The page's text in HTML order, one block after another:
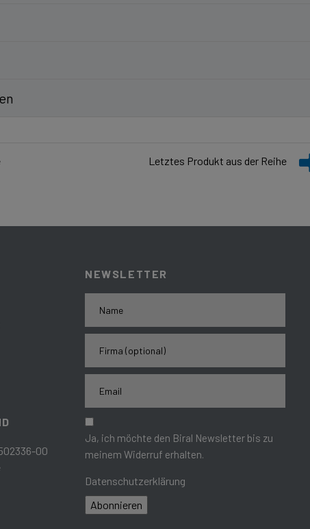
Letztes Produkt aus der Reihe
00
NEWSLETTER
Ja, ich möchte den Biral Newsletter bis zu
meinem Widerruf erhalten.
Datenschutzerklärung
Abonnieren